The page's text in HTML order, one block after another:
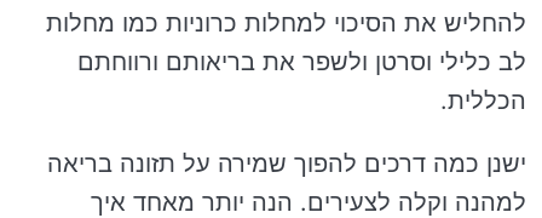
להחליש את הסיכוי למחלות כרוניות כמו מחלות
לב כלילי וסרטן ולשפר את בריאותם ורווחתם
הכללית.
ישנן כמה דרכים להפוך שמירה על תזונה בריאה
למהנה וקלה לצעירים. הנה יותר מאחד איך